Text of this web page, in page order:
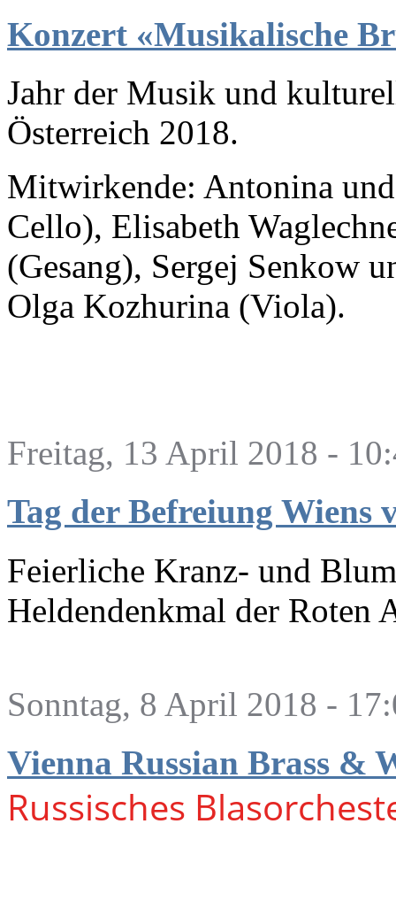
Konzert «Musikalische
Jahr der Musik und
Österreich 2018.
Mitwirkende: Antonina
Сello), Elisabeth
(Gesang), Sergej Senkow
Olga Kozhurina (Viola).
Freitag, 13 April 2018 -
Tag der Befreiung Wiens
Feierliche Kranz- und
Heldendenkmal der Roten
Sonntag, 8 April 2018 -
Vienna Russian Brass &
Russisches